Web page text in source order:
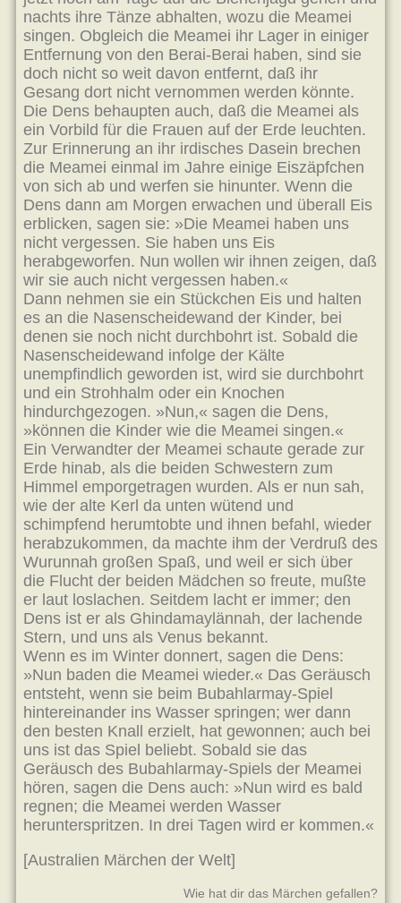
nachts ihre Tänze abhalten, wozu die Meamei
singen. Obgleich die Meamei ihr Lager in einiger
Entfernung von den Berai-Berai haben, sind sie
doch nicht so weit davon entfernt, daß ihr
Gesang dort nicht vernommen werden könnte.
Die Dens behaupten auch, daß die Meamei als
ein Vorbild für die Frauen auf der Erde leuchten.
Zur Erinnerung an ihr irdisches Dasein brechen
die Meamei einmal im Jahre einige Eiszäpfchen
von sich ab und werfen sie hinunter. Wenn die
Dens dann am Morgen erwachen und überall Eis
erblicken, sagen sie: »Die Meamei haben uns
nicht vergessen. Sie haben uns Eis
herabgeworfen. Nun wollen wir ihnen zeigen, daß
wir sie auch nicht vergessen haben.«
Dann nehmen sie ein Stückchen Eis und halten
es an die Nasenscheidewand der Kinder, bei
denen sie noch nicht durchbohrt ist. Sobald die
Nasenscheidewand infolge der Kälte
unempfindlich geworden ist, wird sie durchbohrt
und ein Strohhalm oder ein Knochen
hindurchgezogen. »Nun,« sagen die Dens,
»können die Kinder wie die Meamei singen.«
Ein Verwandter der Meamei schaute gerade zur
Erde hinab, als die beiden Schwestern zum
Himmel emporgetragen wurden. Als er nun sah,
wie der alte Kerl da unten wütend und
schimpfend herumtobte und ihnen befahl, wieder
herabzukommen, da machte ihm der Verdruß des
Wurunnah großen Spaß, und weil er sich über
die Flucht der beiden Mädchen so freute, mußte
er laut loslachen. Seitdem lacht er immer; den
Dens ist er als Ghindamaylännah, der lachende
Stern, und uns als Venus bekannt.
Wenn es im Winter donnert, sagen die Dens:
»Nun baden die Meamei wieder.« Das Geräusch
entsteht, wenn sie beim Bubahlarmay-Spiel
hintereinander ins Wasser springen; wer dann
den besten Knall erzielt, hat gewonnen; auch bei
uns ist das Spiel beliebt. Sobald sie das
Geräusch des Bubahlarmay-Spiels der Meamei
hören, sagen die Dens auch: »Nun wird es bald
regnen; die Meamei werden Wasser
herunterspritzen. In drei Tagen wird er kommen.«
[Australien Märchen der Welt]
Wie hat dir das Märchen gefallen?